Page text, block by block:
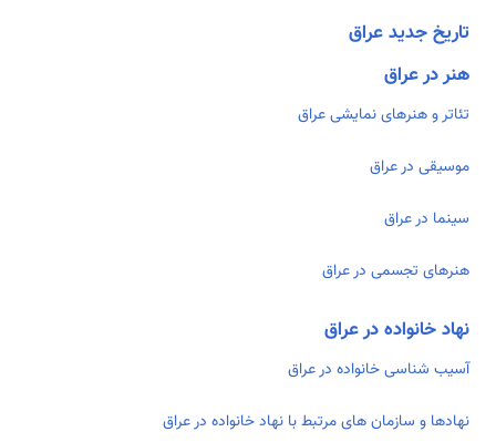
تاریخ جدید عراق
هنر در عراق
تئاتر و هنرهای نمایشی عراق
موسیقی در عراق
سینما در عراق
هنرهای تجسمی در عراق
نهاد خانواده در عراق
آسیب شناسی خانواده در عراق
نهادها و سازمان های مرتبط با نهاد خانواده در عراق